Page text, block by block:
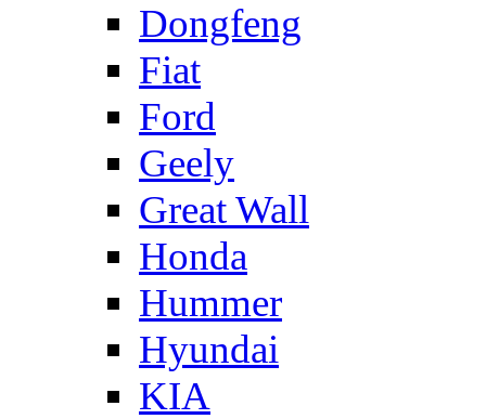
Dongfeng
Fiat
Ford
Geely
Great Wall
Honda
Hummer
Hyundai
KIA